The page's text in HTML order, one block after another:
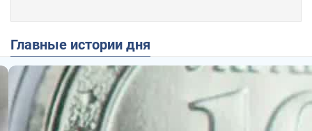
Главные истории дня